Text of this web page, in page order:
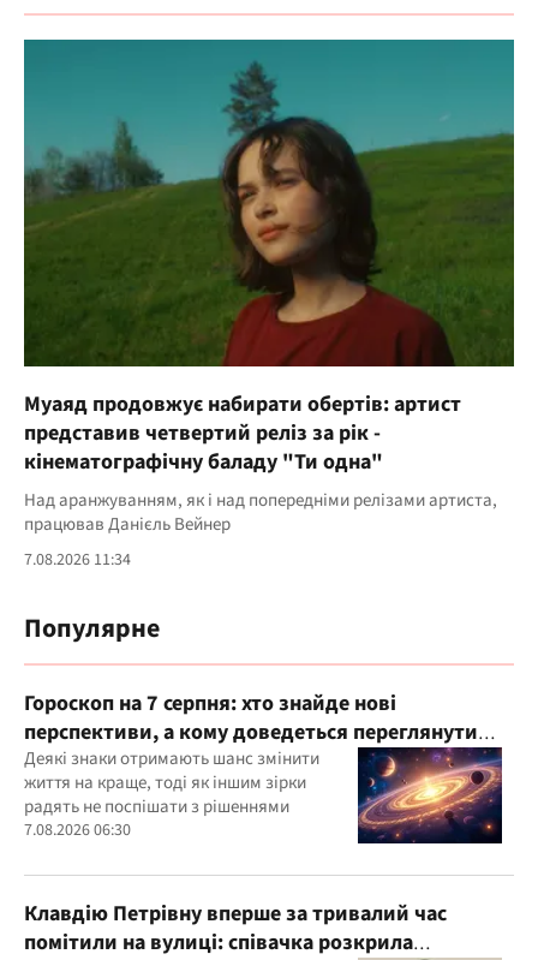
Муаяд продовжує набирати обертів: артист
представив четвертий реліз за рік -
кінематографічну баладу "Ти одна"
Над аранжуванням, як і над попередніми релізами артиста,
працював Данієль Вейнер
7.08.2026 11:34
Популярне
Гороскоп на 7 серпня: хто знайде нові
перспективи, а кому доведеться переглянути
свої пріоритети
Деякі знаки отримають шанс змінити
життя на краще, тоді як іншим зірки
радять не поспішати з рішеннями
7.08.2026 06:30
Клавдію Петрівну вперше за тривалий час
помітили на вулиці: співачка розкрила